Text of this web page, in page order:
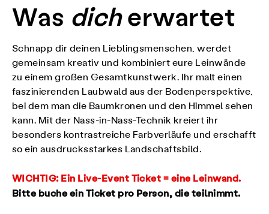
Was dicherwartet
Schnapp dir deinen Lieblingsmenschen, werdet
gemeinsam kreativ und kombiniert eure Leinwände
zu einem großen Gesamtkunstwerk. Ihr malt einen
faszinierenden Laubwald aus der Bodenperspektive,
bei dem man die Baumkronen und den Himmel sehen
kann. Mit der Nass-in-Nass-Technik kreiert ihr
besonders kontrastreiche Farbverläufe und erschafft
so ein ausdrucksstarkes Landschaftsbild.
WICHTIG: Ein Live-Event Ticket = eine Leinwand.
Bitte buche ein Ticket pro Person, die teilnimmt.